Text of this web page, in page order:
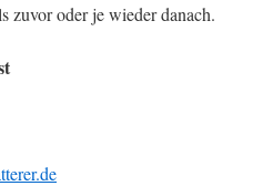
zuvor oder je wieder danach.